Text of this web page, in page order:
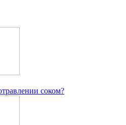
соком?